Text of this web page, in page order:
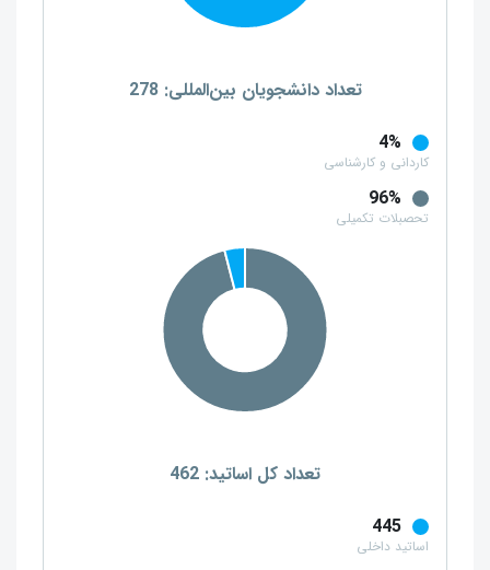
تعداد دانشجویان بین‌المللی: 278
4%
کاردانی و کارشناسی
96%
تحصبلات تکمیلی
تعداد کل اساتید: 462
445
اساتید داخلی